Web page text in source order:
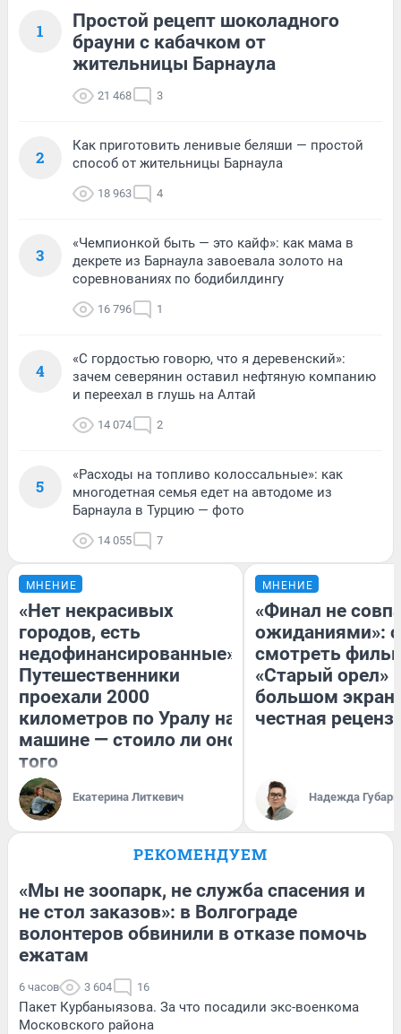
1
Простой рецепт шоколадного
брауни с кабачком от
жительницы Барнаула
21 468 3
2
Как приготовить ленивые беляши — простой
способ от жительницы Барнаула
18 963 4
3
«Чемпионкой быть — это кайф»: как мама в
декрете из Барнаула завоевала золото на
соревнованиях по бодибилдингу
16 796 1
4
«С гордостью говорю, что я деревенский»:
зачем северянин оставил нефтяную компанию
и переехал в глушь на Алтай
14 074 2
5
«Расходы на топливо колоссальные»: как
многодетная семья едет на автодоме из
Барнаула в Турцию — фото
14 055 7
МНЕНИЕ
«Нет некрасивых
городов, есть
недофинансированные».
Путешественники
проехали 2000
километров по Уралу на
машине — стоило ли оно
того
Екатерина Литкевич
МНЕНИЕ
«Финал не
ожиданиями»:
смотреть
«Старый орел»
большом
честная
Надежда Губарь
РЕКОМЕНДУЕМ
«Мы не зоопарк, не служба спасения и
не стол заказов»: в Волгограде
волонтеров обвинили в отказе помочь
ежатам
6 часов 3 604 16
Пакет Курбаныязова. За что посадили экс-военкома
Московского района